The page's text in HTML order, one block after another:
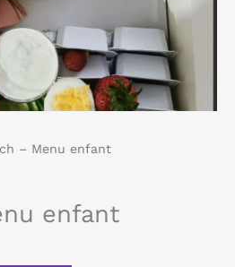
– Menu enfant
enfant